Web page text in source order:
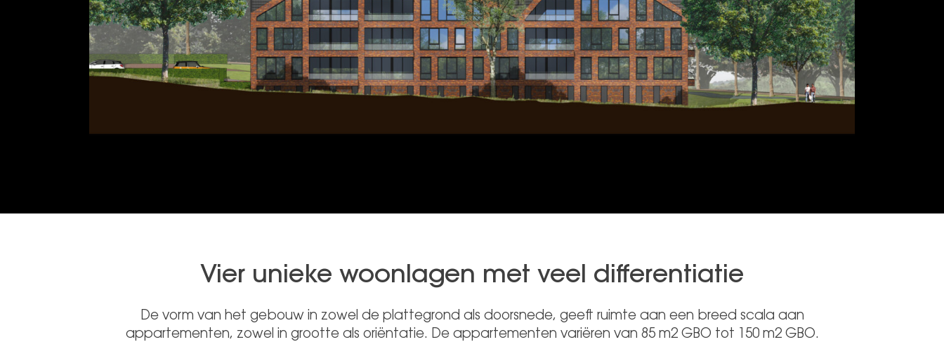
Vier unieke woonlagen met veel differentiatie
De vorm van het gebouw in zowel de plattegrond als doorsnede, geeft ruimte aan een breed scala aan
appartementen, zowel in grootte als oriëntatie. De appartementen variëren van 85 m2 GBO tot 150 m2 GBO.